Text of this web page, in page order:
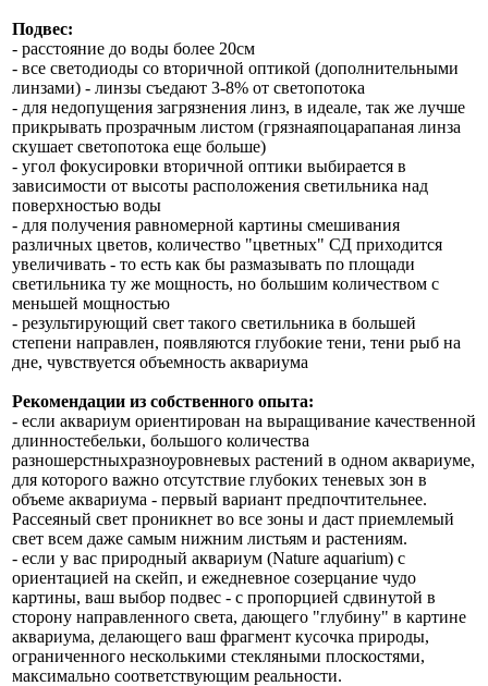
Подвес:
- расстояние до воды более 20см
- все светодиоды со вторичной оптикой (дополнительными
линзами) - линзы съедают 3-8% от светопотока
- для недопущения загрязнения линз, в идеале, так же лучше
прикрывать прозрачным листом (грязнаяпоцарапаная линза
скушает светопотока еще больше)
- угол фокусировки вторичной оптики выбирается в
зависимости от высоты расположения светильника над
поверхностью воды
- для получения равномерной картины смешивания
различных цветов, количество "цветных" СД приходится
увеличивать - то есть как бы размазывать по площади
светильника ту же мощность, но большим количеством с
меньшей мощностью
- результирующий свет такого светильника в большей
степени направлен, появляются глубокие тени, тени рыб на
дне, чувствуется объемность аквариума
Рекомендации из собственного опыта:
- если аквариум ориентирован на выращивание качественной
длинностебельки, большого количества
разношерстныхразноуровневых растений в одном аквариуме,
для которого важно отсутствие глубоких теневых зон в
объеме аквариума - первый вариант предпочтительнее.
Рассеяный свет проникнет во все зоны и даст приемлемый
свет всем даже самым нижним листьям и растениям.
- если у вас природный аквариум (Nature aquarium) с
ориентацией на скейп, и ежедневное созерцание чудо
картины, ваш выбор подвес - с пропорцией сдвинутой в
сторону направленного света, дающего "глубину" в картине
аквариума, делающего ваш фрагмент кусочка природы,
ограниченного несколькими стекляными плоскостями,
максимально соответствующим реальности.